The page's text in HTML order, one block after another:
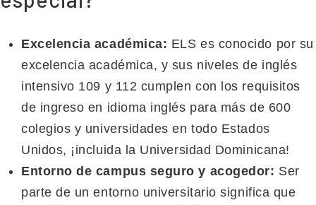
Excelencia académica: ELS es conocido por su
excelencia académica, y sus niveles de inglés
intensivo 109 y 112 cumplen con los requisitos
de ingreso en idioma inglés para más de 600
colegios y universidades en todo Estados
Unidos, ¡incluida la Universidad Dominicana!
Entorno de campus seguro y acogedor: Ser
parte de un entorno universitario significa que